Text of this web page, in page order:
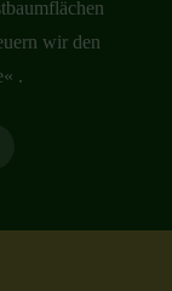
wir den
.